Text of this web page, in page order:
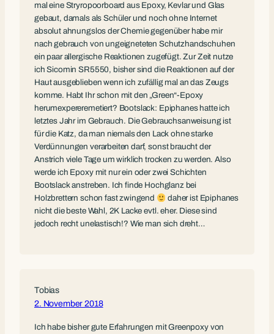
mal eine Stryropoorboard aus Epoxy, Kevlar und Glas
gebaut, damals als Schüler und noch ohne Internet
absolut ahnungslos der Chemie gegenüber habe mir
nach gebrauch von ungeigneteten Schutzhandschuhen
ein paar allergische Reaktionen zugefügt. Zur Zeit nutze
ich Sicomin SR5550, bisher sind die Reaktionen auf der
Haut ausgeblieben wenn ich zufällig mal an das Zeugs
komme. Habt Ihr schon mit den „Green“-Epoxy
herumexpereremetiert? Bootslack: Epiphanes hatte ich
letztes Jahr im Gebrauch. Die Gebrauchsanweisung ist
für die Katz, da man niemals den Lack ohne starke
Verdünnungen verarbeiten darf, sonst braucht der
Anstrich viele Tage um wirklich trocken zu werden. Also
werde ich Epoxy mit nur ein oder zwei Schichten
Bootslack anstreben. Ich finde Hochglanz bei
Holzbrettern schon fast zwingend
daher ist Epiphanes
nicht die beste Wahl, 2K Lacke evtl. eher. Diese sind
jedoch recht unelastisch!? Wie man sich dreht…
Tobias
2. November 2018
Ich habe bisher gute Erfahrungen mit Greenpoxy von